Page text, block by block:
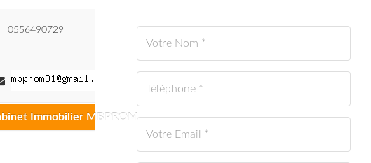
0556490729
Immobilier MBPROM